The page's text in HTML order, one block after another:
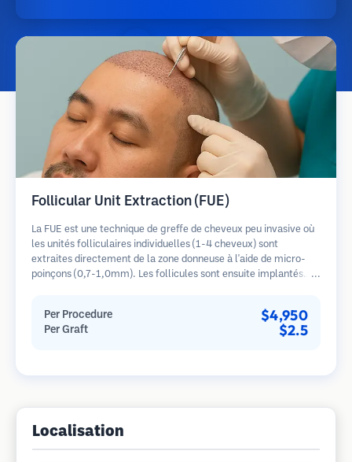
Follicular Unit Extraction (FUE)
La FUE est une technique de greffe de cheveux peu invasive où
les unités folliculaires individuelles (1-4 cheveux) sont
extraites directement de la zone donneuse à l'aide de micro-
poinçons (0,7-1,0mm). Les follicules sont ensuite implantés
guérison plus rapide par rapport aux méthodes de prélèvement
en bandelette.
Per Procedure $4,950
Per Graft $2.5
Localisation